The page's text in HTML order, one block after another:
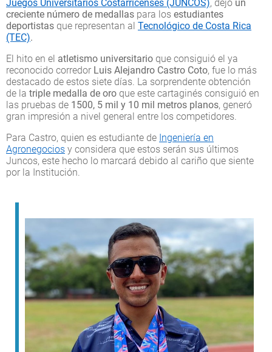
Juegos Universitarios Costarricenses (JUNCOS), dejó un
creciente número de medallas para los estudiantes
deportistas que representan al Tecnológico de Costa Rica
(TEC).
El hito en el atletismo universitario que consiguió el ya
reconocido corredor Luis Alejandro Castro Coto, fue lo más
destacado de estos siete días. La sorprendente obtención
de la triple medalla de oro que este cartaginés consiguió en
las pruebas de 1500, 5 mil y 10 mil metros planos, generó
gran impresión a nivel general entre los competidores.
Para Castro, quien es estudiante de Ingeniería en
Agronegocios y considera que estos serán sus últimos
Juncos, este hecho lo marcará debido al cariño que siente
por la Institución.